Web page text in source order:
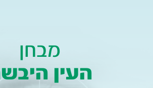
מבחן
העין